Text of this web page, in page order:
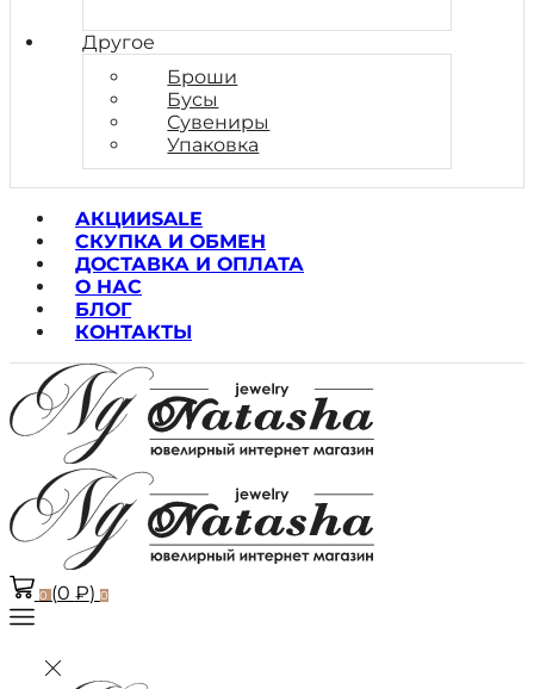
Другое
Броши
Бусы
Сувениры
Упаковка
АКЦИИSALE
СКУПКА И ОБМЕН
ДОСТАВКА И ОПЛАТА
О НАС
БЛОГ
КОНТАКТЫ
0 (0 ₽) 0